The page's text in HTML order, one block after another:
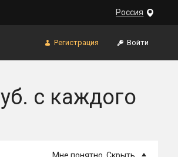
Россия
Регистрация Войти
с каждого